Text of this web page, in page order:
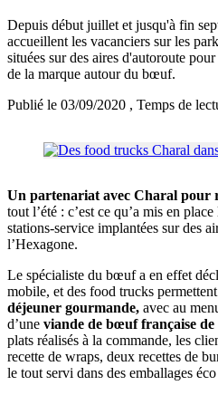
Depuis début juillet et jusqu'à fin
accueillent les vacanciers sur les
situées sur des aires d'autoroute
de la marque autour du bœuf.
Publié le 03/09/2020 , Temps de
Un partenariat avec Charal pour
tout l’été : c’est ce qu’a mis en
stations-service implantées sur des
l’Hexagone.
Le spécialiste du bœuf a en effet
mobile, et des food trucks
déjeuner gourmande, avec au
d’une viande de bœuf française
plats réalisés à la commande, les
recette de wraps, deux recettes de
le tout servi dans des emballages